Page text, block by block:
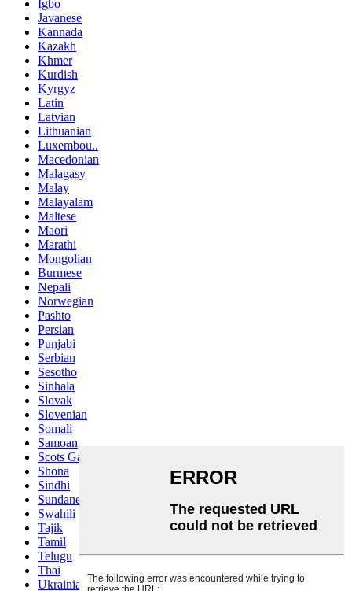
Igbo
Javanese
Kannada
Kazakh
Khmer
Kurdish
Kyrgyz
Latin
Latvian
Lithuanian
Luxembou..
Macedonian
Malagasy
Malay
Malayalam
Maltese
Maori
Marathi
Mongolian
Burmese
Nepali
Norwegian
Pashto
Persian
Punjabi
Serbian
Sesotho
Sinhala
Slovak
Slovenian
Somali
Samoan
Scots Gaelic
Shona
Sindhi
Sundanese
Swahili
Tajik
Tamil
Telugu
Thai
Ukrainian